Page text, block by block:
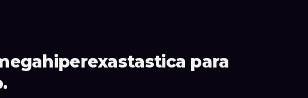
para